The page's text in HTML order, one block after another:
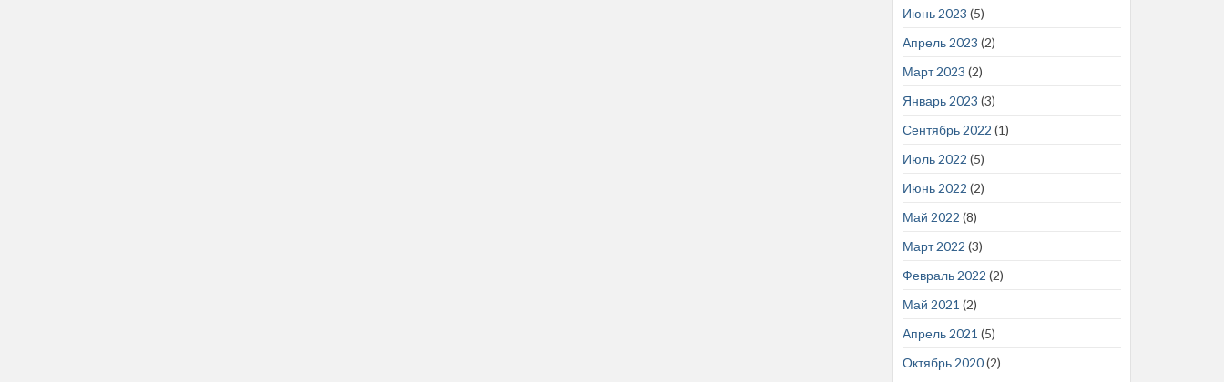
Июнь 2023 (5)
Апрель 2023 (2)
Март 2023 (2)
Январь 2023 (3)
Сентябрь 2022 (1)
Июль 2022 (5)
Июнь 2022 (2)
Май 2022 (8)
Март 2022 (3)
Февраль 2022 (2)
Май 2021 (2)
Апрель 2021 (5)
Октябрь 2020(2)